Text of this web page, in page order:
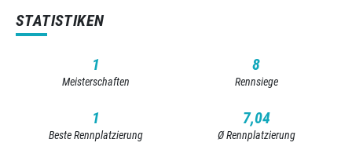
STATISTIKEN
1
Meisterschaften
8
Rennsiege
1
Beste Rennplatzierung
7,04
Ø Rennplatzierung